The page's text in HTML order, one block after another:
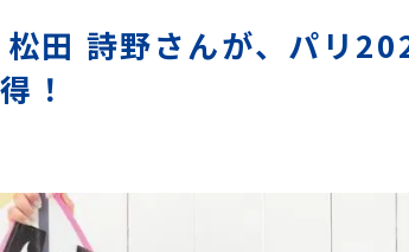
田 詩野さんが、パリ
！